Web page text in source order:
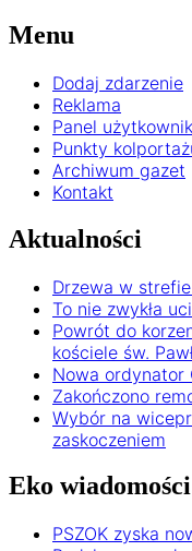
Menu
Dodaj zdarzenie
Reklama
Panel
Punkty
Archiwum gazet
Kontakt
Aktualności
Drzewa w
To nie zwykła
Powrót do
kościele św.
Nowa ordynator
Zakończono
Wybór na
zaskoczeniem
Eko wiadomości
PSZOK zyska